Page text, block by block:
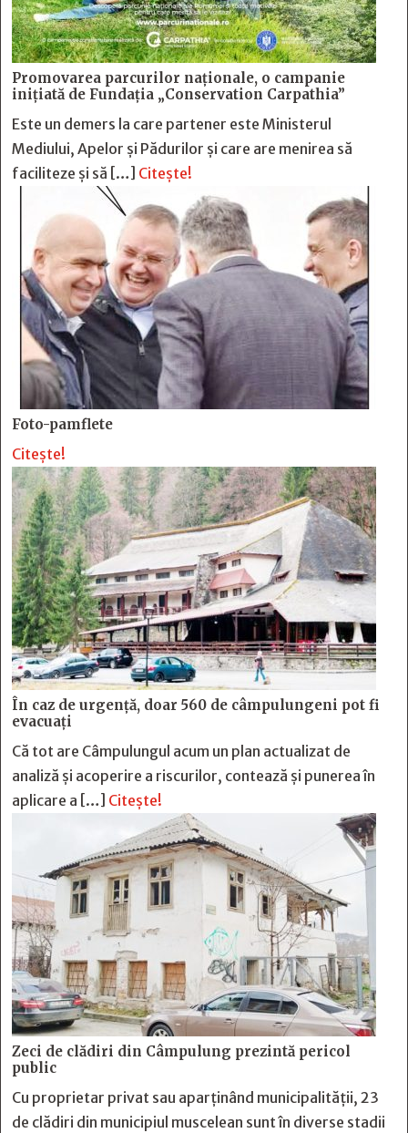
Promovarea parcurilor naționale, o campanie
inițiată de Fundația „Conservation Carpathia”
Este un demers la care partener este Ministerul
Mediului, Apelor și Pădurilor și care are menirea să
faciliteze și să […] Citește!
Foto-pamflete
Citește!
În caz de urgență, doar 560 de câmpulungeni pot fi
evacuați
Că tot are Câmpulungul acum un plan actualizat de
analiză și acoperire a riscurilor, contează și punerea în
aplicare a […] Citește!
Zeci de clădiri din Câmpulung prezintă pericol
public
Cu proprietar privat sau aparținând municipalității, 23
de clădiri din municipiul muscelean sunt în diverse stadii